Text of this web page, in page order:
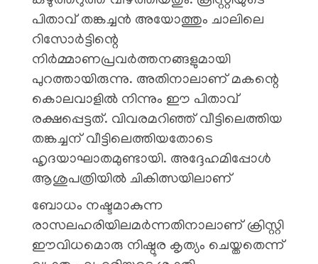
പിതാവ് തങ്കച്ചൻ അയോത്തും ചാലിലെ
റിസോർട്ടിന്റെ
നിർമ്മാണപ്രവർത്തനങ്ങളുമായി
പുറത്തായിരുന്നു. അതിനാലാണ് മകന്റെ
കൊലവാളിൽ നിന്നും ഈ പിതാവ്
രക്ഷപ്പെട്ടത്. വിവരമറിഞ്ഞ് വീട്ടിലെത്തിയ
തങ്കച്ചന് വീട്ടിലെത്തിയതോടെ
ഹൃദയാഘാതമുണ്ടായി. അദ്ദേഹമിപ്പോൾ
ആശുപത്രിയിൽ ചികിത്സയിലാണ്
ബോധം നഷ്ടമാകുന്ന
രാസലഹരിയിലമർന്നതിനാലാണ് ക്രിസ്റ്റി
ഈവിധമൊരു നിഷ്ഠൂര കൃത്യം ചെയ്തതെന്ന്